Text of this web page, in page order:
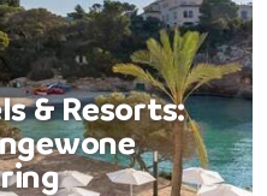
& Resorts: